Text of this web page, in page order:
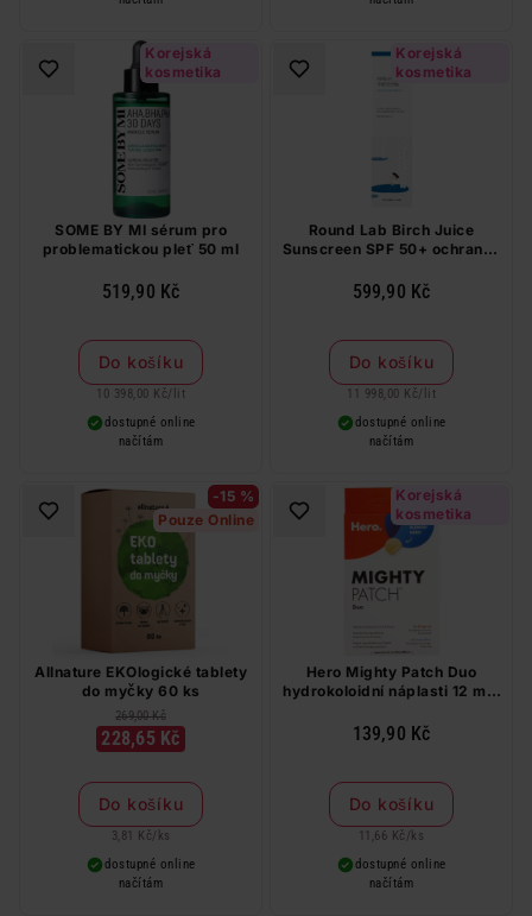
Korejská
kosmetika
SOME BY MI sérum pro
problematickou pleť 50 ml
519,90 Kč
Do košíku
10 398,00 Kč/ lit
dostupné online
načítám
Korejská
kosmetika
Round Lab Birch Juice
Sunscreen SPF 50+ ochranný
599,90 Kč
Do košíku
11 998,00 Kč/ lit
dostupné online
načítám
-15 %
Pouze Online
Allnature EKOlogické tablety
do myčky 60 ks
269,00 Kč
228,65 Kč
Do košíku
3,81 Kč/ ks
dostupné online
načítám
Korejská
kosmetika
Hero Mighty Patch Duo
hydrokoloidní náplasti 12 mm
139,90 Kč
Do košíku
11,66 Kč / ks
dostupné online
načítám